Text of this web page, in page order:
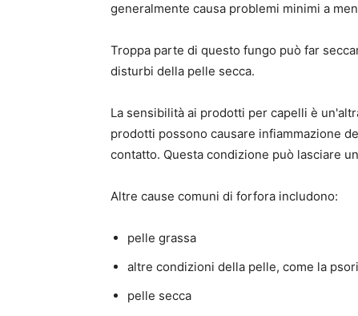
generalmente causa problemi minimi a
Troppa parte di questo fungo può far
disturbi della pelle secca.
La sensibilità ai prodotti per capelli è
prodotti possono causare infiammazione
contatto. Questa condizione può lasciare
Altre cause comuni di forfora includono:
pelle grassa
altre condizioni della pelle, come la
pelle secca